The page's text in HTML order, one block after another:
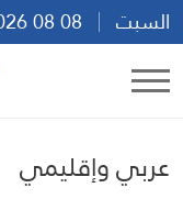
السبت
18:29
عربي وإقليمي